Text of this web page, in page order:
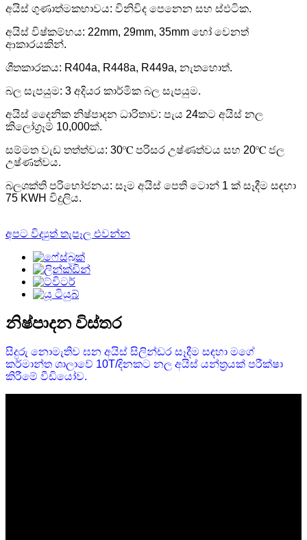
අයිස් ගුණාත්මකභාවය: විනිවිද පෙනෙන සහ ස්ඵටික.
අයිස් විෂ්කම්භය: 22mm, 29mm, 35mm හෝ වෙනත්
ආකාරයකින්.
ශීතකාරකය: R404a, R448a, R449a, නැතහොත්.
බල සැපයුම: 3 අදියර කාර්මික බල සැපයුම.
අයිස් දෛනික නිෂ්පාදන ධාරිතාව: පැය 24කට අයිස් නල
කිලෝග්‍රෑම් 10,000ක්.
සම්මත වැඩ තත්ත්වය: 30℃ පරිසර උෂ්ණත්වය සහ 20℃ ජල
උෂ්ණත්වය.
බලශක්ති පරිභෝජනය: සෑම අයිස් පෙති ටොන් 1 ක් සෑදීම සඳහා
75 KWH විදුලිය.
අපට විද්‍යුත් තැපෑල එවන්න
නිෂ්පාදන විස්තර
සිදුරු නොමැතිව ඝන අයිස් සිලින්ඩර සෑදීම සඳහා මගේ
කර්මාන්ත ශාලාවේ 10T/දිනකට නල අයිස් යන්ත්‍රයක් පරීක්ෂා
කිරීමේ වීඩියෝව.